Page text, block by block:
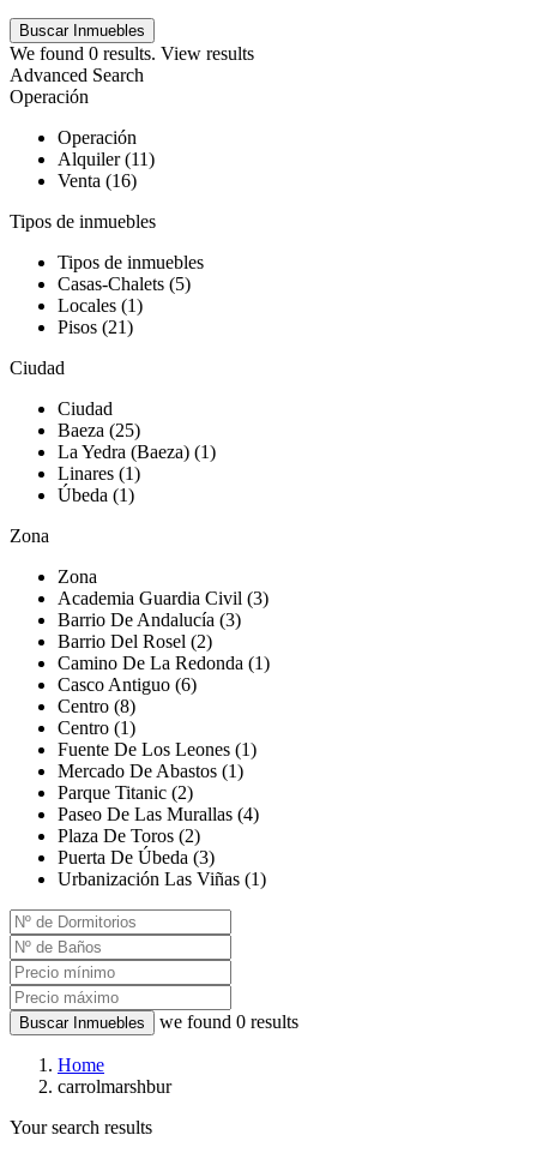
We found 0 results. View results
Advanced Search
Operación
Operación
Alquiler (11)
Venta (16)
Tipos de inmuebles
Tipos de inmuebles
Casas-Chalets (5)
Locales (1)
Pisos (21)
Ciudad
Ciudad
Baeza (25)
La Yedra (Baeza) (1)
Linares (1)
Úbeda (1)
Zona
Zona
Academia Guardia Civil (3)
Barrio De Andalucía (3)
Barrio Del Rosel (2)
Camino De La Redonda (1)
Casco Antiguo (6)
Centro (8)
Centro (1)
Fuente De Los Leones (1)
Mercado De Abastos (1)
Parque Titanic (2)
Paseo De Las Murallas (4)
Plaza De Toros (2)
Puerta De Úbeda (3)
Urbanización Las Viñas (1)
Buscar Inmuebles we found 0 results
Home
carrolmarshbur
Your search results